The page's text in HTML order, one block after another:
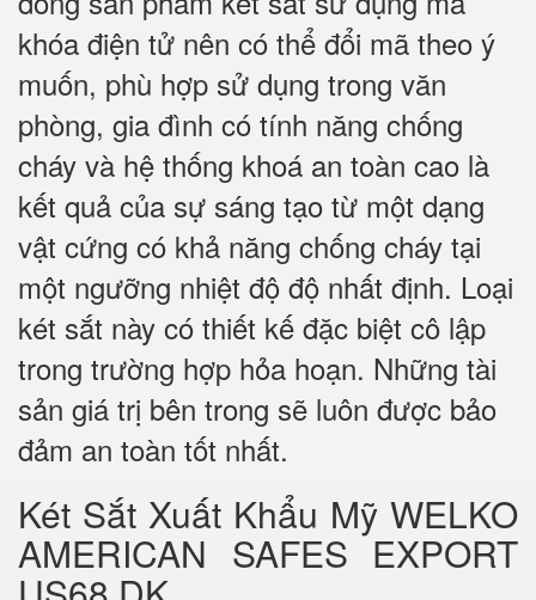
khóa điện tử nên có thể đổi mã theo ý
muốn, phù hợp sử dụng trong văn
phòng, gia đình có tính năng chống
cháy và hệ thống khoá an toàn cao là
kết quả của sự sáng tạo từ một dạng
vật cứng có khả năng chống cháy tại
một ngưỡng nhiệt độ độ nhất định. Loại
két sắt này có thiết kế đặc biệt cô lập
trong trường hợp hỏa hoạn. Những tài
sản giá trị bên trong sẽ luôn được bảo
đảm an toàn tốt nhất.
Két Sắt Xuất Khẩu Mỹ WELKO
AMERICAN SAFES EXPORT